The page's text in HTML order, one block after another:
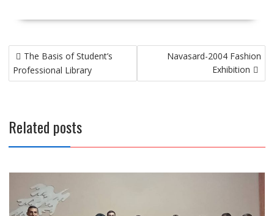
Post
navigation
The Basis of Student’s
Professional Library
Navasard-2004 Fashion
Exhibition
Related posts